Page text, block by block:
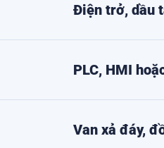
Điện trở, dầu
PLC, HMI
Van xả đáy,